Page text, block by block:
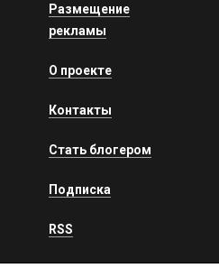
Размещение
рекламы
О проекте
Контакты
Стать блогером
Подписка
RSS